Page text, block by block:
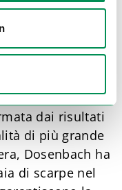
ottimo rapporto
cordialità
promessa ai
dai risultati
di più grande
Dosenbach ha
di scarpe nel